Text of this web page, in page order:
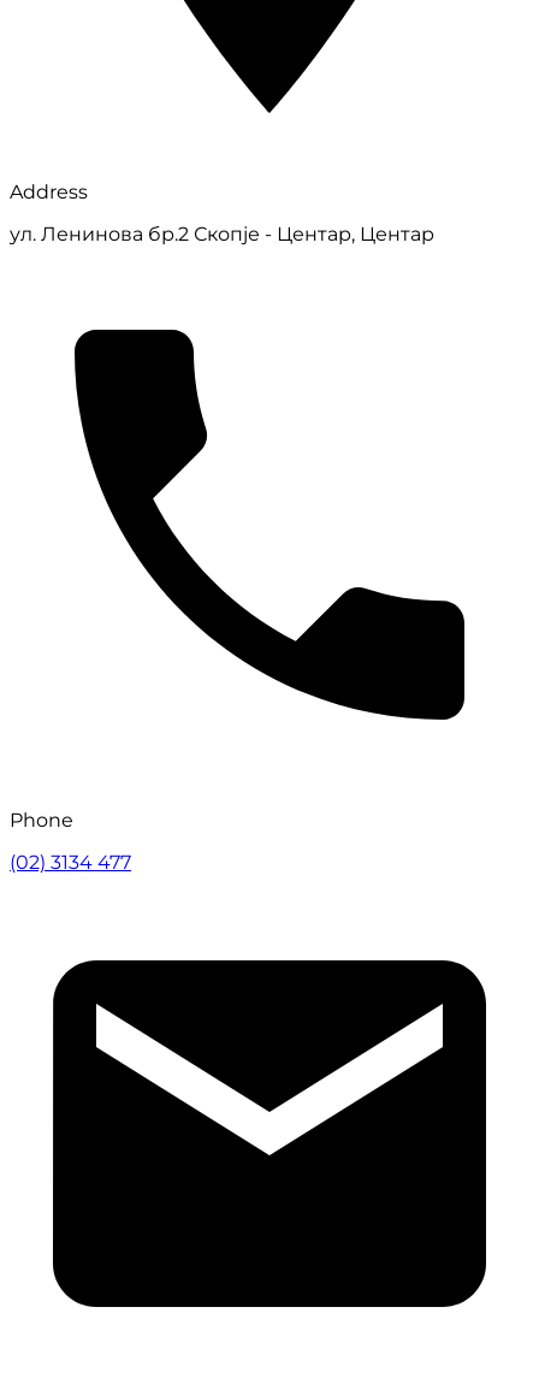
Address
ул. Ленинова бр.2 Скопје - Центар, Центар
Phone
(02) 3134 477